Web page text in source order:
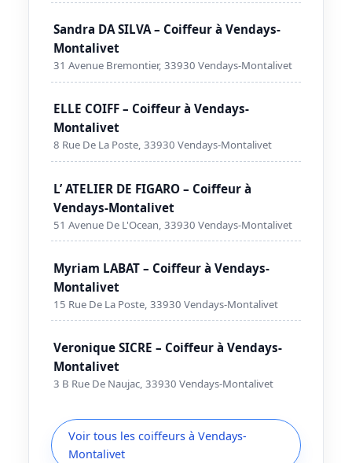
Sandra DA SILVA – Coiffeur à Vendays-
Montalivet
31 Avenue Bremontier, 33930 Vendays-Montalivet
ELLE COIFF – Coiffeur à Vendays-
Montalivet
8 Rue De La Poste, 33930 Vendays-Montalivet
L’ ATELIER DE FIGARO – Coiffeur à
Vendays-Montalivet
51 Avenue De L'Ocean, 33930 Vendays-Montalivet
Myriam LABAT – Coiffeur à Vendays-
Montalivet
15 Rue De La Poste, 33930 Vendays-Montalivet
Veronique SICRE – Coiffeur à Vendays-
Montalivet
3 B Rue De Naujac, 33930 Vendays-Montalivet
Voir tous les coiffeurs à Vendays-
Montalivet